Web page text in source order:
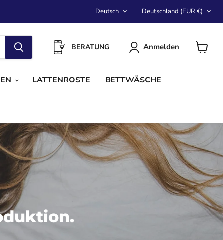
Sprache
Deutsch Land
Deutschland (EUR €)
BERATUNG Anmelden
LATTENROSTE BETTWÄSCHE